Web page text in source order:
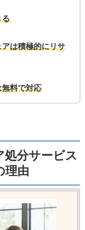
る
は積極的にリサ
料で対応
処分サービス
理由